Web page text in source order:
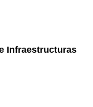
Infraestructuras